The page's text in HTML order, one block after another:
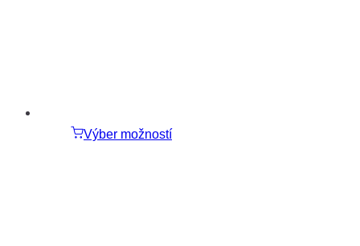
Výber možností